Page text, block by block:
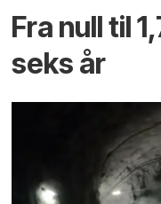
Fra null til
seks år